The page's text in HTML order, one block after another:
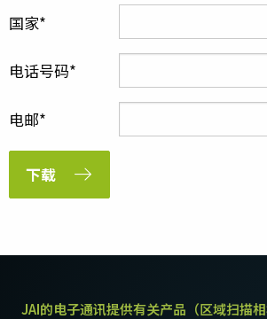
国家
电话号码
电邮
下载
JAI的电子通讯提供有关产品（区域扫描